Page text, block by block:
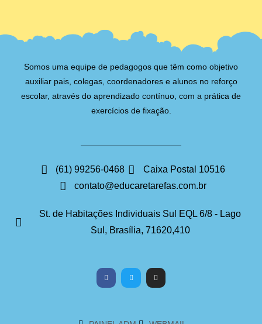
Somos uma equipe de pedagogos que têm como objetivo
auxiliar pais, colegas, coordenadores e alunos no reforço
escolar, através do aprendizado contínuo, com a prática de
exercícios de fixação.
(61) 99256-0468
Caixa Postal 10516
contato@educaretarefas.com.br
St. de Habitações Individuais Sul EQL 6/8 - Lago
Sul, Brasília, 71620,410